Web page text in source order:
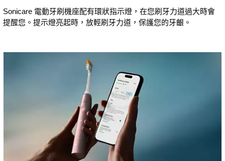
Sonicare 電動牙刷機座配有環狀指示燈，在您刷牙力道過大時會
提醒您。提示燈亮起時，放輕刷牙力道，保護您的牙齦。